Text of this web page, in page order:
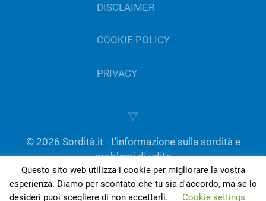
DISCLAIMER
COOKIE POLICY
PRIVACY
© 2026 Sordità.it - L'informazione sulla sordità e
problemi di udito
gestito da Del Bo Tecnologia per l’ascolto | P.IVA
01189420050
Questo sito web utilizza i cookie per migliorare la vostra
esperienza. Diamo per scontato che tu sia d'accordo, ma se lo
desideri puoi scegliere di non accettarli.
Cookie settings